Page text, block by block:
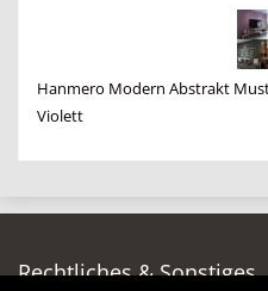
Hanmero Modern Abstrakt
Violett
Rechtliches & Sonstiges